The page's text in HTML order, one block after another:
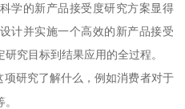
学的新产品接受度研究方案显得
计并实施一个高效的新产品接受
究目标到结果应用的全过程。
项研究了解什么，例如消费者对于